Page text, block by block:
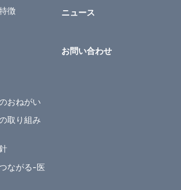
徴
おねがい
取り組み
ながる-医
ニュース
お問い合わせ